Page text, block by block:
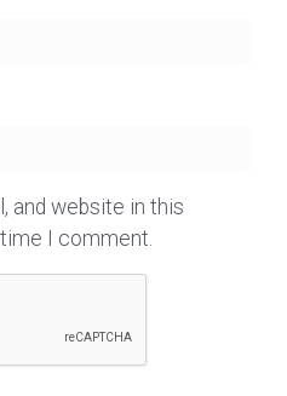
and website in this
I comment.